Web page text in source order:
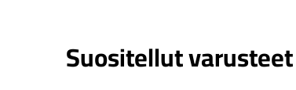
Suositellut varusteet